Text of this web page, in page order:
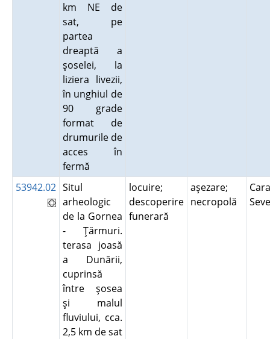
km NE de
sat, pe
partea
dreaptă a
şoselei, la
liziera livezii,
în unghiul de
90 grade
format de
drumurile de
acces în
fermă
53942.02 Situl
arheologic
de la Gornea
- Ţărmuri.
terasa joasă
a Dunării,
cuprinsă
între şosea
şi malul
fluviului, cca.
2,5 km de sat
locuire;
descoperire
funerară
aşezare;
necropolă